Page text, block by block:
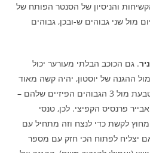
הוא 2.11 מ'. הקשיחות והניסיון של הסנטר הפותח של
מול שני גבוהים ש-ובכן, גבוהים
. גם הכוכב הבלתי מעורער יכול
ההגנה של יוסטון, יהיה קשה מאוד
להשיג זריקות טובות באיזור הטבעת מול 3 הגבוהים הפיזיים שלהם –
פרנסיס הקפיצי. לכן, טנסי
מחוץ לקשת כדי לנצח וזה מתחיל עם
יצליח לפתוח הכי חזק עם מספר